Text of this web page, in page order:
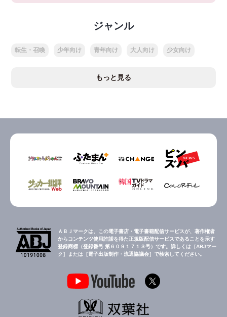
ジャンル
転生・召喚 少年向け 青年向け 大人向け 少女向け
もっと見る
ＡＢＪマークは、この電子書店・電子書籍配信サービスが、著作権者
からコンテンツ使用許諾を得た正規版配信サービスであることを示す
登録商標（登録番号 第６０９１７１３号）です。詳しくは［ABJマー
ク］または［電子出版制作・流通協議会］で検索してください。